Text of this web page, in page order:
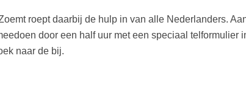
roept daarbij de hulp in van alle Nederlanders.
door een half uur met een speciaal telformulier
naar de bij.